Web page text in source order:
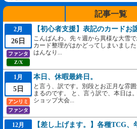
記事一覧
2月
26日
ファンタ
Z/X
【初心者支援】表記のカードお
こんばんわ。先々週から異様な大雪
カード整理がはかどってしまいまし
はんなり...
1月
5日
アンリミ
ファンタ
本日、休暇最終日。
と言う、訳です。別段とお正月な雰
まるのです。 と、言う訳で、本日は
ショップ大会...
12月 【差し上げます。】各種TCG、